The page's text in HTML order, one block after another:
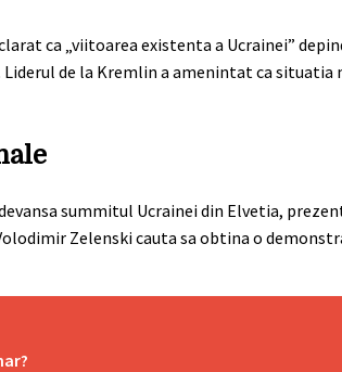
ca „viitoarea existenta a Ucrainei”
de la Kremlin a amenintat ca situatia
summitul Ucrainei din Elvetia,
Zelenski cauta sa obtina o